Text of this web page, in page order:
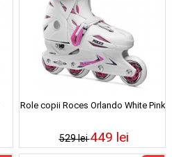
Role copii Roces Orlando White Pink
529 lei449 lei